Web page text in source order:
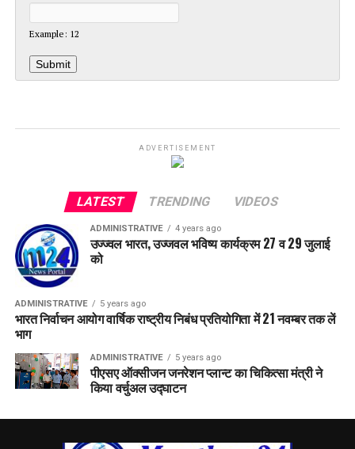
Example: 12
ADVERTISEMENT
LATEST TRENDING VIDEOS
ADMINISTRATIVE 4 years ago
उज्ज्वल भारत, उज्जवल भविष्य कार्यक्रम 27 व 29 जुलाई
को
ADMINISTRATIVE 5 years ago
भारत निर्वाचन आयोग वार्षिक राष्ट्रीय निबंध प्रतियोगिता में 21 नवम्बर तक लें
भाग
ADMINISTRATIVE 5 years ago
पीएसए ऑक्सीजन जनरेशन प्लान्ट का चिकित्सा मंत्री ने
किया वर्चुअल उद्घाटन